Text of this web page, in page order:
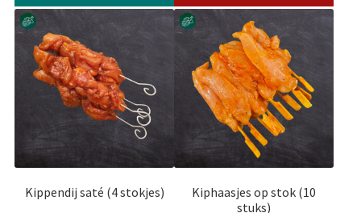
Kippendij saté (4 stokjes)
Kiphaasjes op stok (10
stuks)